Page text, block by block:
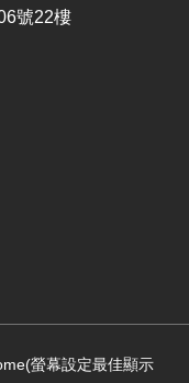
號22樓
螢幕設定最佳顯示